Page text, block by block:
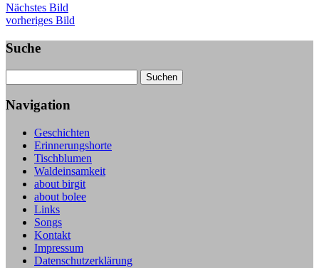
Nächstes Bild
vorheriges Bild
Suche
Navigation
Geschichten
Erinnerungshorte
Tischblumen
Waldeinsamkeit
about birgit
about bolee
Links
Songs
Kontakt
Impressum
Datenschutzerklärung